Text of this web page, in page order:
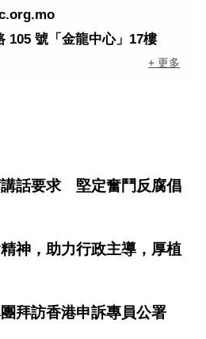
105 號「金龍中心」17樓
+ 更多
講話要求 堅定奮鬥反腐倡
神，助力行政主導，厚植
拜訪香港申訴專員公署